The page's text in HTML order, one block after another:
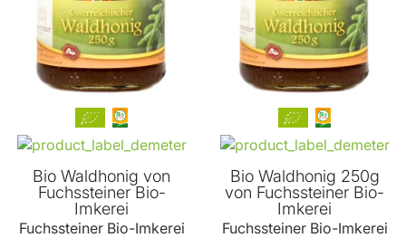
Bio Waldhonig von
Fuchssteiner Bio-
Imkerei
Fuchssteiner Bio-Imkerei
Bio Waldhonig 250g
von Fuchssteiner Bio-
Imkerei
Fuchssteiner Bio-Imkerei